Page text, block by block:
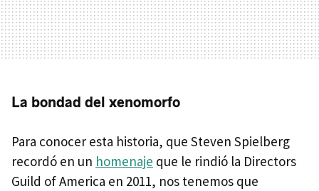
La bondad del xenomorfo
Para conocer esta historia, que Steven Spielberg
recordó en un homenaje que le rindió la Directors
Guild of America en 2011, nos tenemos que